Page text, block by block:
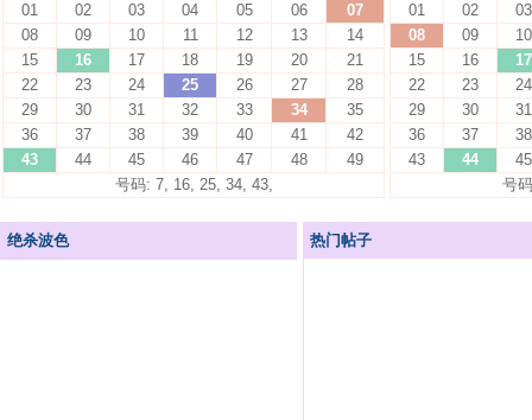
01
02 03 04 05 06
07
08
09 10 11 12 13
14
15
16 17 18 19 20
21
22
23 24 25 26 27
28
29
30 31 32 33 34
35
36
37 38 39 40 41
42
43
44 45 46 47 48
49
号码: 7, 16, 25, 34, 43,
01 02
03
08
09
10
15
16
17
22
23
24
29
30
31
36
37
38
43
44
45
号
绝杀波色 热门帖子